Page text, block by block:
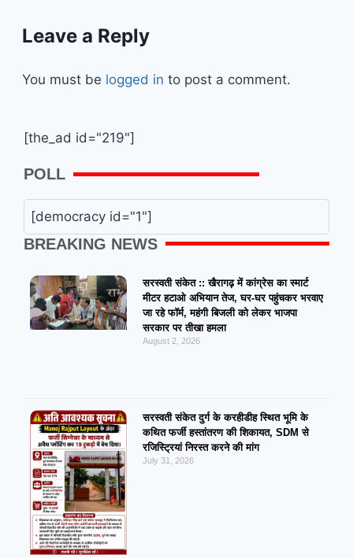
Leave a Reply
You must be logged in to post a comment.
[the_ad id="219"]
POLL
[democracy id="1"]
BREAKING NEWS
सरस्वती संकेत :: खैरागढ़ में कांग्रेस का स्मार्ट
मीटर हटाओ अभियान तेज, घर-घर पहुंचकर भरवाए
जा रहे फॉर्म, महंगी बिजली को लेकर भाजपा
सरकार पर तीखा हमला
August 2, 2026
सरस्वती संकेत दुर्ग के करहीडीह स्थित भूमि के
कथित फर्जी हस्तांतरण की शिकायत, SDM से
रजिस्ट्रियां निरस्त करने की मांग
July 31, 2026